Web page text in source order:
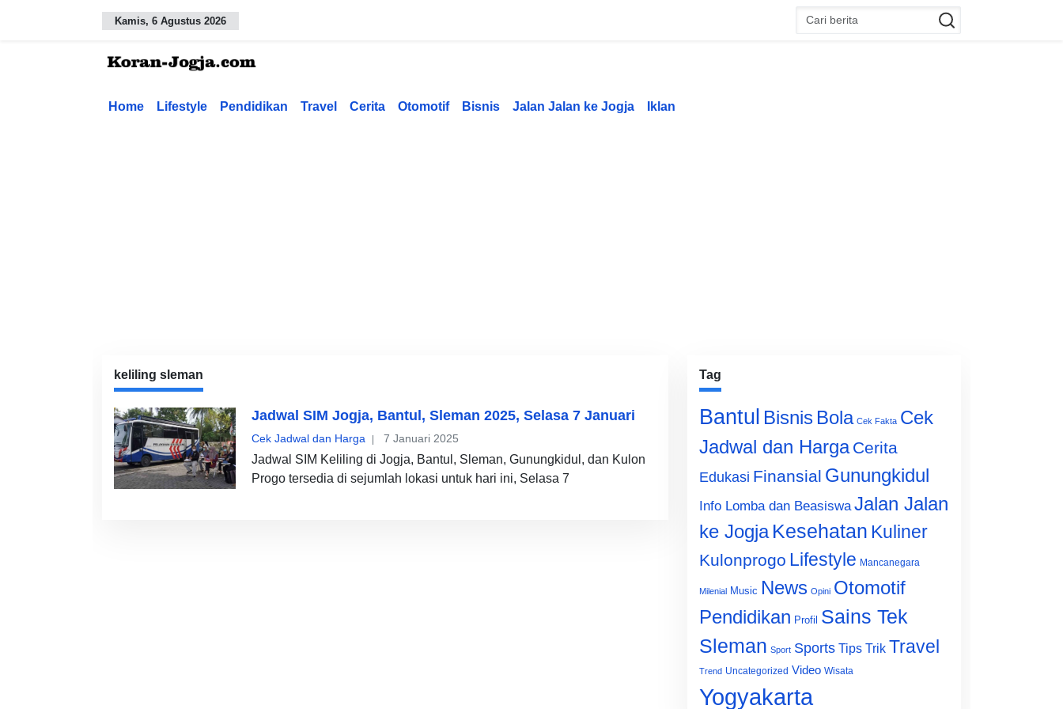
Kamis, 6 Agustus 2026
Home Lifestyle Pendidikan Travel Cerita Otomotif Bisnis Jalan Jalan ke Jogja Iklan
keliling sleman
Jadwal SIM Jogja, Bantul, Sleman 2025, Selasa 7 Januari
Cek Jadwal dan Harga 7 Januari 2025
Jadwal SIM Keliling di Jogja, Bantul, Sleman, Gunungkidul, dan Kulon
Progo tersedia di sejumlah lokasi untuk hari ini, Selasa 7
Tag
Bantul Bisnis Bola Cek Fakta Cek
Jadwal dan Harga Cerita
Edukasi Finansial Gunungkidul
Info Lomba dan Beasiswa Jalan Jalan
ke Jogja Kesehatan Kuliner
Kulonprogo Lifestyle Mancanegara
Milenial Music News Opini Otomotif
Pendidikan Profil Sains Tek
Sleman Sport Sports Tips Trik Travel
Trend Uncategorized Video Wisata
Yogyakarta